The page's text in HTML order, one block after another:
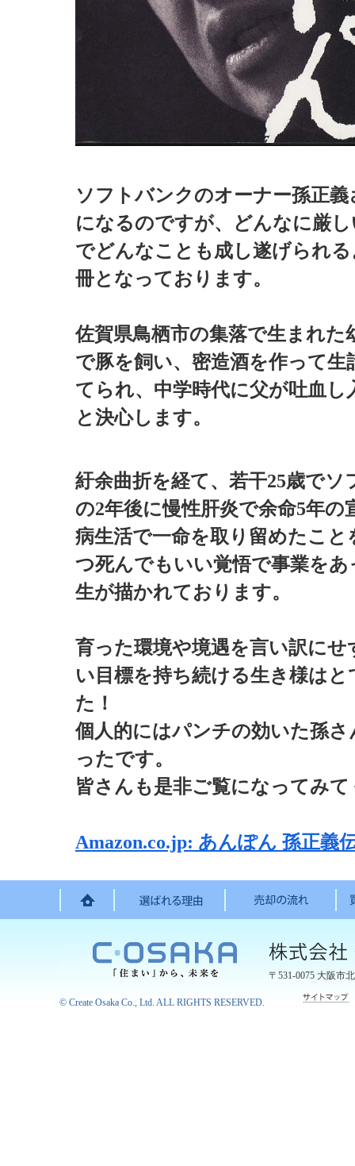
ソフトバンクのオーナー孫正
になるのですが、どんなに厳
でどんなことも成し遂げられ
冊となっております。
佐賀県鳥栖市の集落で生まれ
で豚を飼い、密造酒を作って
てられ、中学時代に父が吐血
と決心します。
紆余曲折を経て、若干25歳で
の2年後に慢性肝炎で余命5年
病生活で一命を取り留めたこ
つ死んでもいい覚悟で事業を
生が描かれております。
育った環境や境遇を言い訳に
い目標を持ち続ける生き様は
た！
個人的にはパンチの効いた孫
ったです。
皆さんも是非ご覧になってみ
Amazon.co.jp: あんぽん 孫正義
〒531-0075 大阪市
© Create Osaka Co., Ltd. ALL RIGHTS RESERVED.